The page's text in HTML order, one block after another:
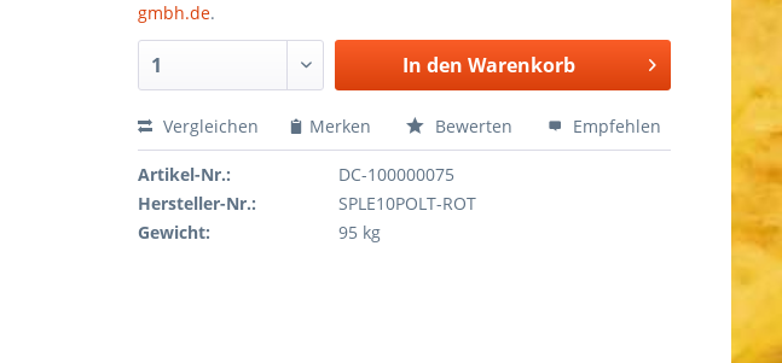
gmbh.de.
In den Warenkorb
Vergleichen Merken Bewerten Empfehlen
Artikel-Nr.:
DC-100000075
Hersteller-Nr.:
SPLE10POLT-ROT
Gewicht:
95 kg